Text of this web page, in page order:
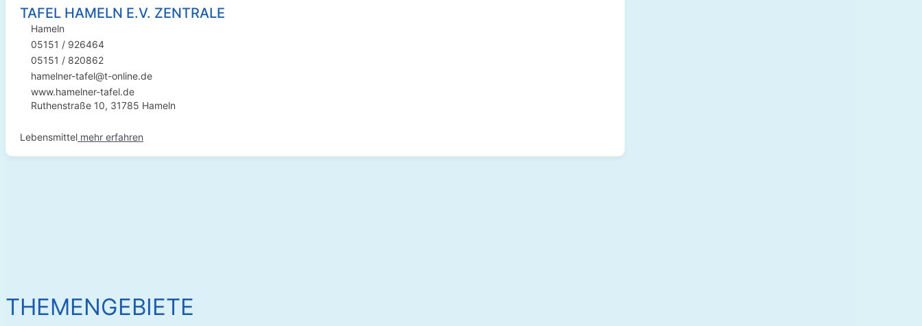
TAFEL HAMELN E.V. ZENTRALE
Hameln
05151 / 926464
05151 / 820862
hamelner-tafel@t-online.de
www.hamelner-tafel.de
Ruthenstraße 10, 31785 Hameln
Lebensmittel mehr erfahren
THEMENGEBIETE